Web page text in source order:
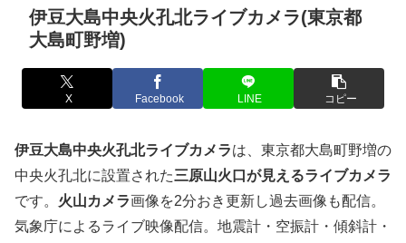
伊豆大島中央火孔北ライブカメラ(東京都
大島町野増)
X Facebook LINE コピー
伊豆大島中央火孔北ライブカメラは、東京都大島町野増の
中央火孔北に設置された三原山火口が見えるライブカメラ
です。 火山カメラ画像を2分おき更新し過去画像も配信。
気象庁によるライブ映像配信。地震計・空振計・傾斜計・